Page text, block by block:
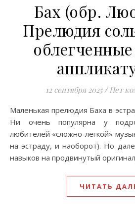
Бах (обр.
Прелюдия
12 сентября 2025 / Нет
Маленькая прелюдия Баха в эстрадной обработке Люо
Ни очень популярна у
любителей «сложно-легкой»
на эстраду, и наоборот). Но
навыков на продвинутый
ЧИТАТЬ